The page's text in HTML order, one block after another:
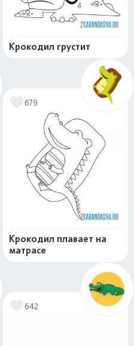
Крокодил грустит
679
Крокодил плавает на
матрасе
642